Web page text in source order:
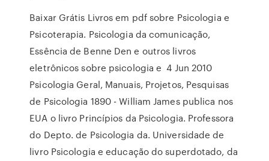
Baixar Grátis Livros em pdf sobre Psicologia e
Psicoterapia. Psicologia da comunicação,
Essência de Benne Den e outros livros
eletrônicos sobre psicologia e 4 Jun 2010
Psicologia Geral, Manuais, Projetos, Pesquisas
de Psicologia 1890 - William James publica nos
EUA o livro Princípios da Psicologia. Professora
do Depto. de Psicologia da. Universidade de
livro Psicologia e educação do superdotado, da